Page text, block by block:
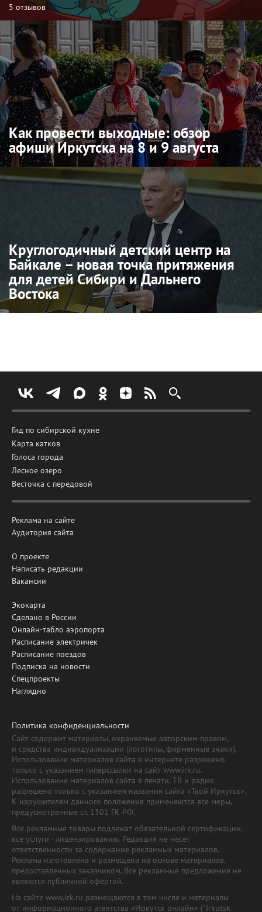
5 отзывов
Как провести выходные: обзор
афиши Иркутска на 8 и 9 августа
Круглогодичный детский центр на
Байкале – новая точка притяжения
для детей Сибири и Дальнего
Востока
Гид по сибирской кухне
Карта катков
Голоса города
Лесное озеро
Весточка с передовой
Реклама на сайте
Аудитория сайта
О проекте
Написать редакции
Вакансии
Экокарта
Сделано в России
Онлайн-табло аэропорта
Расписание электричек
Расписание поездов
Подписка на новости
Спецпроекты
Наглядно
Политика конфиденциальности
Сайт содержит материалы, охраняемые авторским правом,
и средства индивидуализации (логотипы, фирменные знаки).
Использование материалов сайта в интернете разрешено
только с указанием гиперссылки на сайт www.irk.ru.
Использование материалов сайта в печати, ТВ и радио
разрешено только с указанием названия сайта «Твой Иркутск».
К нарушителям данного положения применяются все меры,
предусмотренные ст. 1301 ГК РФ.
Все рекламные товары подлежат обязательной сертификации,
все услуги - лицензированию. Редакция не несет
ответственности за содержание рекламных материалов.
Реклама изготовлена и размещена на основе материалов,
предоставленных заказчиком. Все рекламные предложения не
являются публичной офертой.
На сайте www.irk.ru размещаются в том числе и материалы
от информационного агентства «Иркутск онлайн» ("Irkutsk